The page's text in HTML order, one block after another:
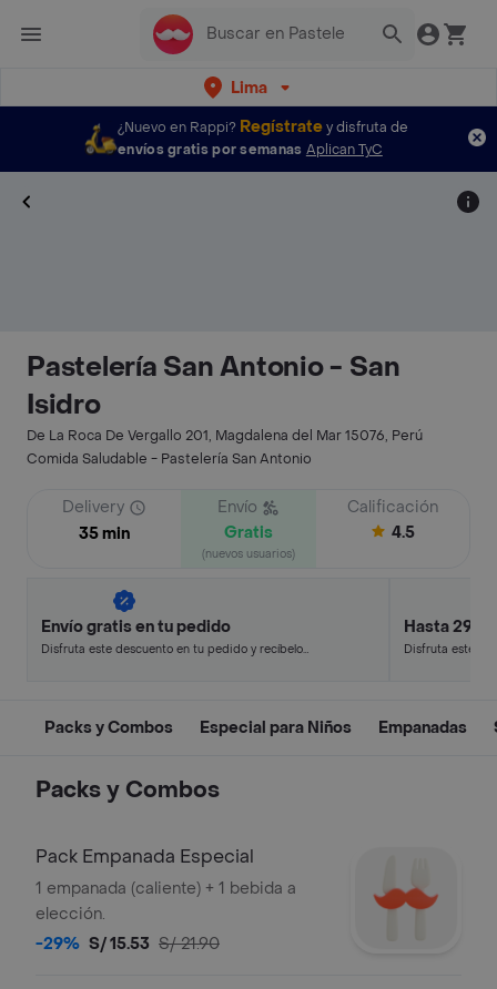
Lima
¿Nuevo en Rappi? Regístratey disfruta de
envíos gratis por semanas Aplican TyC
Pastelería San Antonio - San
Isidro
De La Roca De Vergallo 201, Magdalena del Mar 15076, Perú
Comida Saludable - Pastelería San Antonio
Delivery
35 min
Envío
Gratis
(nuevos usuarios)
Calificación
4.5
Envío gratis en tu pedido
Disfruta este descuento en tu pedido y recíbelo
Hasta 29%
Disfruta este
Packs y Combos Especial para Niños Empanadas
Packs y Combos
Pack Empanada Especial
1 empanada (caliente) + 1 bebida a
elección.
-29% S/ 15.53 S/ 21.90